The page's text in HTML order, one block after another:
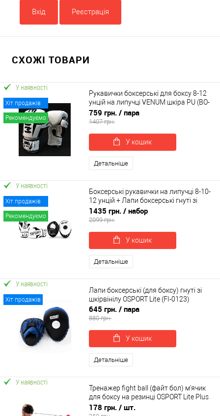
Вхід Реєстрація
СХОЖІ ТОВАРИ
Хіт продажів
Рекомендуємо
У наявності
Рукавички боксерські для боксу 8-12
унцій на липучці VENUM шкіра PU (BO-
5698)
759 грн. / пара
1407 грн.
У кошик
Детальніше
Хіт продажів
Рекомендуємо
У наявності
Боксерські рукавички на липучці 8-10-
12 унцій + Лапи боксерські гнуті зі
шкірвінілу PRO OSPORT Set 103 (n-
0133)
1435 грн. / набор
2099 грн.
У кошик
Детальніше
Хіт продажів
У наявності
Лапи боксерські (для боксу) гнуті зі
шкірвінілу OSPORT Lite (FI-0123)
645 грн. / пара
880 грн.
У кошик
Детальніше
У наявності
Тренажер fight ball (файт бол) м'ячик
для боксу на резинці OSPORT Lite Plus
(OF-0007)
178 грн. / шт.